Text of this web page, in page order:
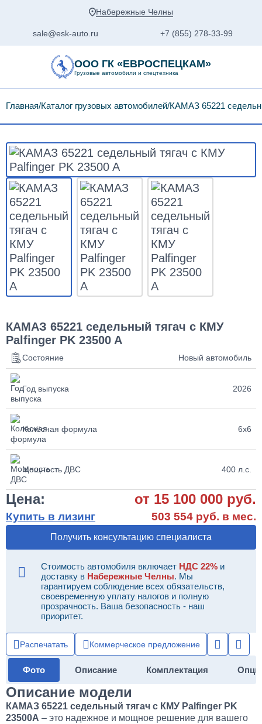
Набережные Челны
sale@esk-auto.ru +7 (855) 278-33-99
ООО ГК «ЕВРОСПЕЦКАМ»
Грузовые автомобили и спецтехника
Главная Каталог грузовых автомобилей КАМАЗ 65221
КАМАЗ 65221 седельный тягач с КМУ
Palfinger PK 23500 A
Состояние Новый автомобиль
Год выпуска 2026
Колёсная формула 6х6
Мощность ДВС 400 л.с.
Цена: от 15 100 000 руб.
Купить в лизинг 503 554 руб. в мес.
Получить консультацию специалиста
Стоимость автомобиля включает НДС 22% и
доставку в Набережные Челны. Мы
гарантируем соблюдение всех обязательств,
своевременную уплату налогов и полную
прозрачность. Ваша безопасность - наш
приоритет.
Распечатать Коммерческое предложение
Фото Описание Комплектация
Описание модели
КАМАЗ 65221 седельный тягач с КМУ Palfinger PK
23500A – это надежное и мощное решение для вашего